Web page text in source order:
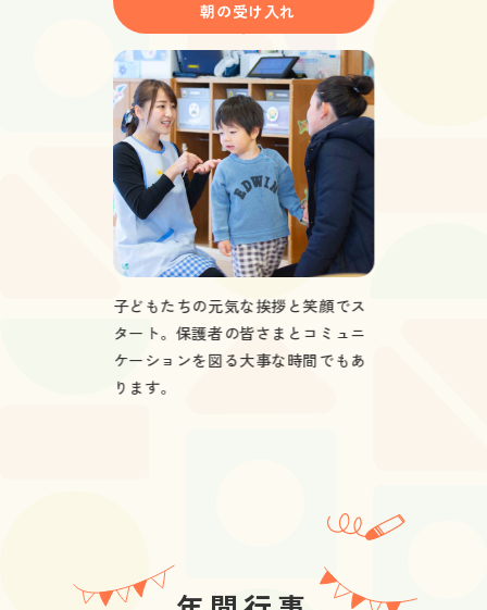
朝の受け入れ
子どもたちの元気な挨拶と笑顔でス
タート。保護者の皆さまとコミュニ
ケーションを図る大事な時間でもあ
ります。